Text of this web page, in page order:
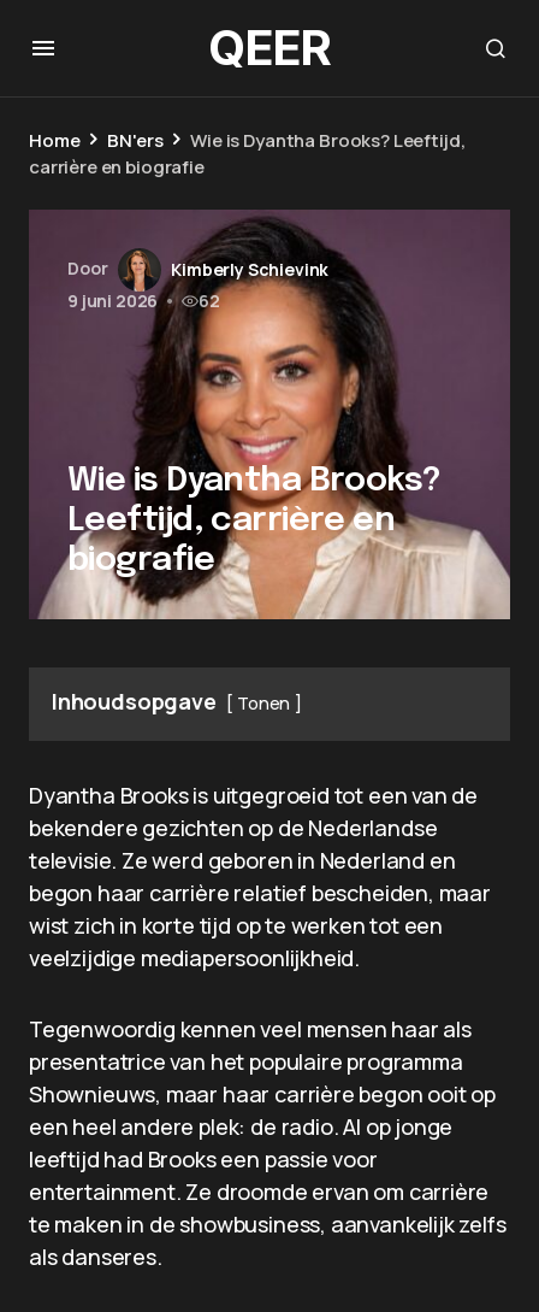
QEER
Home BN'ers
Wie is Dyantha Brooks? Leeftijd,
carrière en biografie
Door
Kimberly Schievink
9 juni 2026 • 62
Wie is Dyantha Brooks?
Leeftijd, carrière en
biografie
Inhoudsopgave Tonen
Dyantha Brooks is uitgegroeid tot een van de
bekendere gezichten op de Nederlandse
televisie. Ze werd geboren in Nederland en
begon haar carrière relatief bescheiden, maar
wist zich in korte tijd op te werken tot een
veelzijdige mediapersoonlijkheid.
Tegenwoordig kennen veel mensen haar als
presentatrice van het populaire programma
Shownieuws, maar haar carrière begon ooit op
een heel andere plek: de radio. Al op jonge
leeftijd had Brooks een passie voor
entertainment. Ze droomde ervan om carrière
te maken in de showbusiness, aanvankelijk zelfs
als danseres.